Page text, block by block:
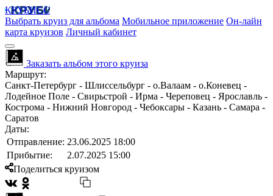
КРУБИСС
Выбрать круиз для альбома Мобильное приложение Он-лайн
карта круизов Личный кабинет
Заказать альбом этого круиза
Маршрут:
Санкт-Петербург - Шлиссельбург - о.Валаам - о.Коневец -
Лодейное Поле - Свирьстрой - Ирма - Череповец - Ярославль -
Кострома - Нижний Новгород - Чебоксары - Казань - Самара -
Саратов
Даты:
Отправление: 23.06.2025 18:00
Прибытие:
2.07.2025 15:00
Поделиться круизом